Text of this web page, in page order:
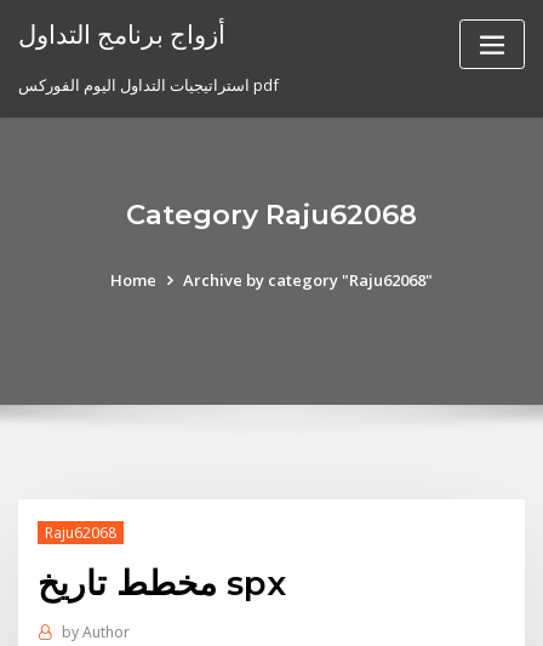
أزواج برنامج التداول
استراتيجيات التداول اليوم الفوركس pdf
Category Raju62068
Home Archive by category "Raju62068"
Raju62068
مخطط تاريخ spx
byAuthor